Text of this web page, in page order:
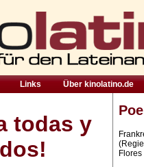
Links Über kinolatino.de
todas y